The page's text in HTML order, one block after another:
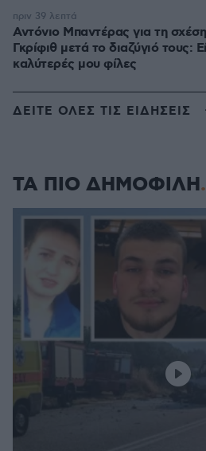
Αντόνιο Μπαντέρας για τη
Γκρίφιθ μετά το διαζύγιό τους:
καλύτερές μου φίλες
πριν 39 λεπτά
ΔΕΙΤΕ ΟΛΕΣ ΤΙΣ ΕΙΔΗΣΕΙΣ
ΤΑ ΠΙΟ ΔΗΜΟΦΙΛΗ